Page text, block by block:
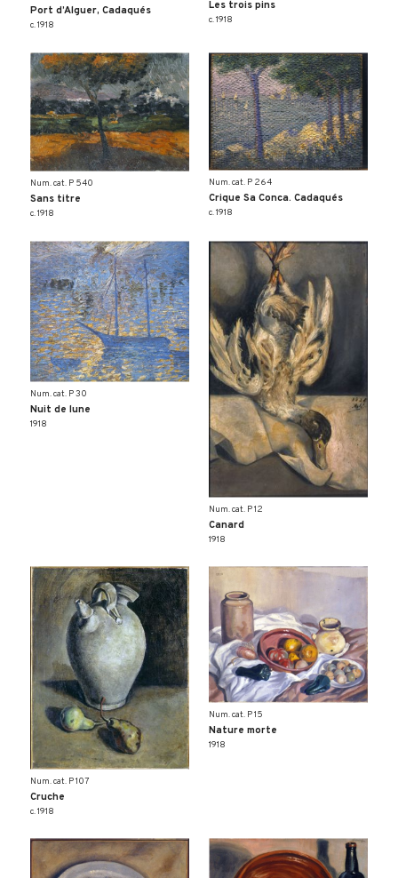
Port d’Alguer, Cadaqués
c. 1918
Les trois pins
c. 1918
Num. cat. P 540
Sans titre
c. 1918
Num. cat. P 264
Crique Sa Conca. Cadaqués
c. 1918
Num. cat. P 30
Nuit de lune
1918
Num. cat. P 12
Canard
1918
Num. cat. P 107
Cruche
c. 1918
Num. cat. P 15
Nature morte
1918